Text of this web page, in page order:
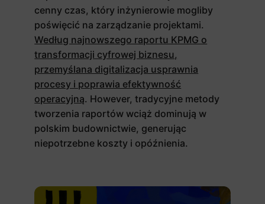
cenny czas, który inżynierowie mogliby
poświęcić na zarządzanie projektami.
Według najnowszego raportu KPMG o
transformacji cyfrowej biznesu,
przemyślana digitalizacja usprawnia
procesy i poprawia efektywność
operacyjną. However, tradycyjne metody
tworzenia raportów wciąż dominują w
polskim budownictwie, generując
niepotrzebne koszty i opóźnienia.